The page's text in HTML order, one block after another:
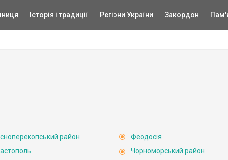
Історія і традиції Регіони України Закордон
район
Феодосія
Чорноморський район